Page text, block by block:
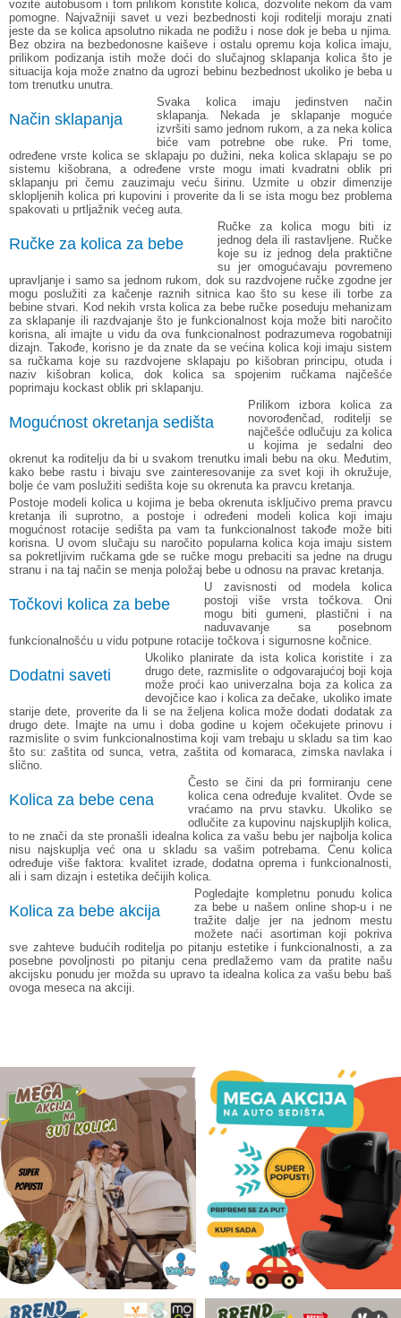
vozite autobusom i tom prilikom koristite kolica, dozvolite nekom da vam
pomogne. Najvažniji savet u vezi bezbednosti koji roditelji moraju znati
jeste da se kolica apsolutno nikada ne podižu i nose dok je beba u njima.
Bez obzira na bezbedonosne kaiševe i ostalu opremu koja kolica imaju,
prilikom podizanja istih može doći do slučajnog sklapanja kolica što je
situacija koja može znatno da ugrozi bebinu bezbednost ukoliko je beba u
tom trenutku unutra.
Način sklapanja
Svaka kolica imaju jedinstven način
sklapanja. Nekada je sklapanje moguće
izvršiti samo jednom rukom, a za neka kolica
biće vam potrebne obe ruke. Pri tome,
određene vrste kolica se sklapaju po dužini, neka kolica sklapaju se po
sistemu kišobrana, a određene vrste mogu imati kvadratni oblik pri
sklapanju pri čemu zauzimaju veću širinu. Uzmite u obzir dimenzije
sklopljenih kolica pri kupovini i proverite da li se ista mogu bez problema
spakovati u prtljažnik većeg auta.
Ručke za kolica za bebe
Ručke za kolica mogu biti iz
jednog dela ili rastavljene. Ručke
koje su iz jednog dela praktične
su jer omogućavaju povremeno
upravljanje i samo sa jednom rukom, dok su razdvojene ručke zgodne jer
mogu poslužiti za kačenje raznih sitnica kao što su kese ili torbe za
bebine stvari. Kod nekih vrsta kolica za bebe ručke poseduju mehanizam
za sklapanje ili razdvajanje što je funkcionalnost koja može biti naročito
korisna, ali imajte u vidu da ova funkcionalnost podrazumeva rogobatniji
dizajn. Takođe, korisno je da znate da se većina kolica koji imaju sistem
sa ručkama koje su razdvojene sklapaju po kišobran principu, otuda i
naziv
kišobran kolica, dok kolica sa spojenim ručkama najčešće
poprimaju kockast oblik pri sklapanju.
Mogućnost okretanja sedišta
Prilikom izbora kolica za
novorođenčad, roditelji se
najčešće odlučuju za kolica
u kojima je sedalni deo
okrenut ka roditelju da bi u svakom trenutku imali bebu na oku. Međutim,
kako bebe rastu i bivaju sve zainteresovanije za svet koji ih okružuje,
bolje će vam poslužiti sedišta koje su okrenuta ka pravcu kretanja.
Postoje modeli kolica u kojima je beba okrenuta isključivo prema pravcu
kretanja ili suprotno, a postoje i određeni modeli kolica koji imaju
mogućnost rotacije sedišta pa vam ta funkcionalnost takođe može biti
korisna. U ovom slučaju su naročito popularna kolica koja imaju sistem
sa pokretljivim ručkama gde se ručke mogu prebaciti sa jedne na drugu
stranu i na taj način se menja položaj bebe u odnosu na pravac kretanja.
Točkovi kolica za bebe
U zavisnosti od modela kolica
postoji više vrsta točkova. Oni
mogu biti gumeni, plastični i na
naduvavanje sa posebnom
funkcionalnošću u vidu potpune rotacije točkova i sigurnosne kočnice.
Dodatni saveti
Ukoliko planirate da ista kolica koristite i za
drugo dete, razmislite o odgovarajućoj boji koja
može proći kao univerzalna boja za kolica za
devojčice kao i kolica za dečake, ukoliko imate
starije dete, proverite da li se na željena kolica može dodati dodatak za
drugo dete. Imajte na umu i doba godine u kojem očekujete prinovu i
razmislite o svim funkcionalnostima koji vam trebaju u skladu sa tim kao
što su:zaštita od sunca, vetra,zaštita od komaraca, zimska navlaka i
slično.
Kolica za bebe cena
Često se čini da pri formiranju cene
kolica cena određuje kvalitet. Ovde se
vraćamo na prvu stavku. Ukoliko se
odlučite za kupovinu najskupljih kolica,
to ne znači da ste pronašli idealna kolica za vašu bebu jer najbolja kolica
nisu najskuplja već ona u skladu sa vašim potrebama. Cenu kolica
određuje više faktora: kvalitet izrade, dodatna oprema i funkcionalnosti,
ali i sam dizajn i estetika dečijih kolica.
Kolica za bebe akcija
Pogledajte kompletnu ponudu
kolica
za bebe u našem online shop-u i ne
tražite dalje jer na jednom mestu
možete naći asortiman koji pokriva
sve zahteve budućih roditelja po pitanju estetike i funkcionalnosti, a za
posebne povoljnosti po pitanju cena predlažemo vam da pratite našu
akcijsku ponudujer možda su upravo ta idealna kolica za vašu bebu baš
ovoga meseca na akciji.